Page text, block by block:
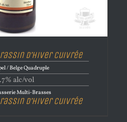
d’Hiver Cuivrée
/ Belge Quadruple
alc/vol
Multi-Brasses
d’Hiver Cuivrée